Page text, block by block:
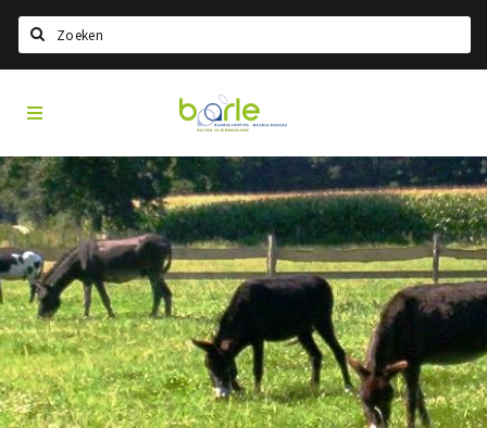
Home
Information
A propos de Baarle
Histoire
Visit Baarle Shop
Bon d'achat Enclave
Événements
Visit
Baarle